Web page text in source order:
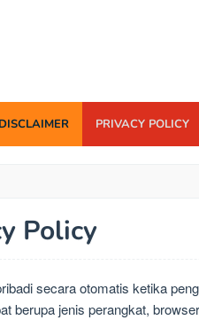
DISCLAIMER PRIVACY POLICY
Policy
secara otomatis ketika
berupa jenis perangkat,